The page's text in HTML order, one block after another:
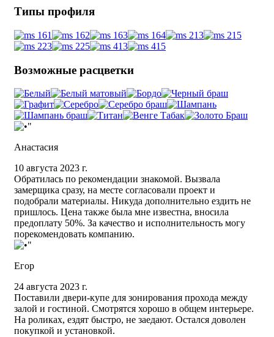
Типы профиля
Возможные расцветки
Анастасия
10 августа 2023 г.
Обратилась по рекомендации знакомой. Вызвала
замерщика сразу, на месте согласовали проект и
подобрали материалы. Никуда дополнительно ездить не
пришлось. Цена также была мне известна, вносила
предоплату 50%. За качество и исполнительность могу
порекомендовать компанию.
Егор
24 августа 2023 г.
Поставили двери-купе для зонирования прохода между
залой и гостиной. Смотрятся хорошо в общем интерьере.
На роликах, ездят быстро, не заедают. Остался доволен
покупкой и установкой.